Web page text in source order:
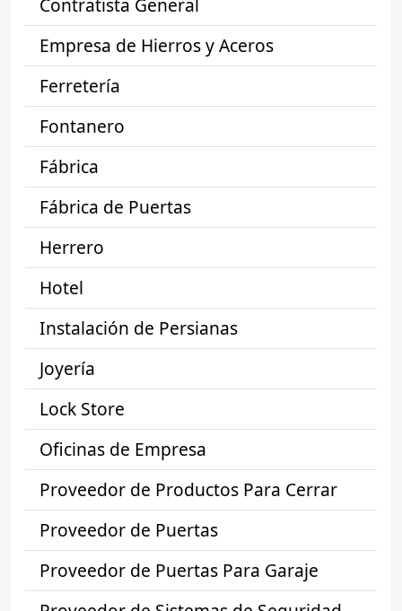
Contratista General
Empresa de Hierros y Aceros
Ferretería
Fontanero
Fábrica
Fábrica de Puertas
Herrero
Hotel
Instalación de Persianas
Joyería
Lock Store
Oficinas de Empresa
Proveedor de Productos Para Cerrar
Proveedor de Puertas
Proveedor de Puertas Para Garaje